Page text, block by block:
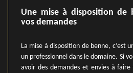
Une mise à disposition de
vos demandes
La mise à disposition de benne, c’est
un professionnel dans le domaine. Si
avoir des demandes et envies à